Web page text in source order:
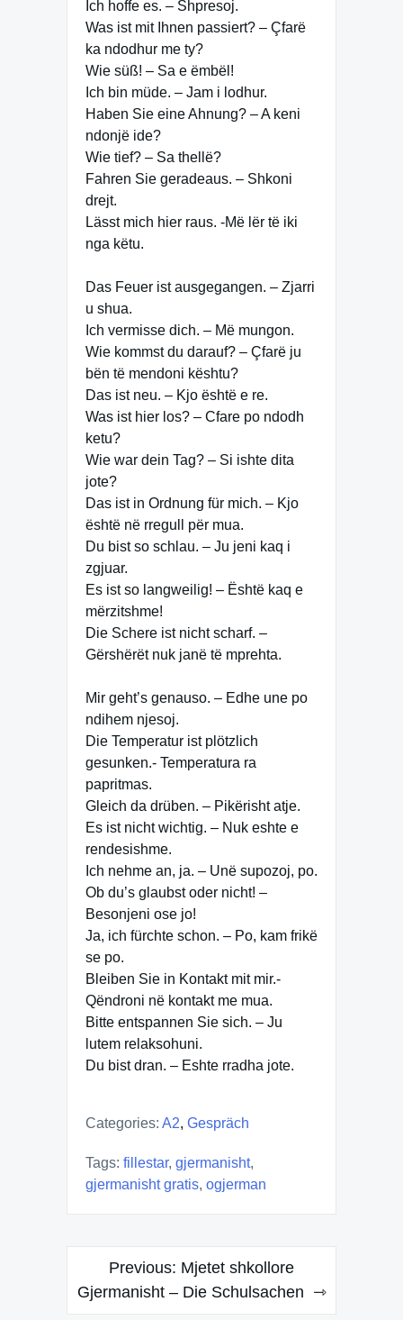
Ich hoffe es. – Shpresoj.
Was ist mit Ihnen passiert? – Çfarë
ka ndodhur me ty?
Wie süß! – Sa e ëmbël!
Ich bin müde. – Jam i lodhur.
Haben Sie eine Ahnung? – A keni
ndonjë ide?
Wie tief? – Sa thellë?
Fahren Sie geradeaus. – Shkoni
drejt.
Lässt mich hier raus. -Më lër të iki
nga këtu.
Das Feuer ist ausgegangen. – Zjarri
u shua.
Ich vermisse dich. – Më mungon.
Wie kommst du darauf? – Çfarë ju
bën të mendoni kështu?
Das ist neu. – Kjo është e re.
Was ist hier los? – Cfare po ndodh
ketu?
Wie war dein Tag? – Si ishte dita
jote?
Das ist in Ordnung für mich. – Kjo
është në rregull për mua.
Du bist so schlau. – Ju jeni kaq i
zgjuar.
Es ist so langweilig! – Është kaq e
mërzitshme!
Die Schere ist nicht scharf. –
Gërshërët nuk janë të mprehta.
Mir geht’s genauso. – Edhe une po
ndihem njesoj.
Die Temperatur ist plötzlich
gesunken.- Temperatura ra
papritmas.
Gleich da drüben. – Pikërisht atje.
Es ist nicht wichtig. – Nuk eshte e
rendesishme.
Ich nehme an, ja. – Unë supozoj, po.
Ob du’s glaubst oder nicht! –
Besonjeni ose jo!
Ja, ich fürchte schon. – Po, kam frikë
se po.
Bleiben Sie in Kontakt mit mir.-
Qëndroni në kontakt me mua.
Bitte entspannen Sie sich. – Ju
lutem relaksohuni.
Du bist dran. – Eshte rradha jote.
Categories: A2, Gespräch
Tags: fillestar, gjermanisht,
gjermanisht gratis, ogjerman
Post
navigation
Previous: Mjetet shkollore
Gjermanisht – Die Schulsachen